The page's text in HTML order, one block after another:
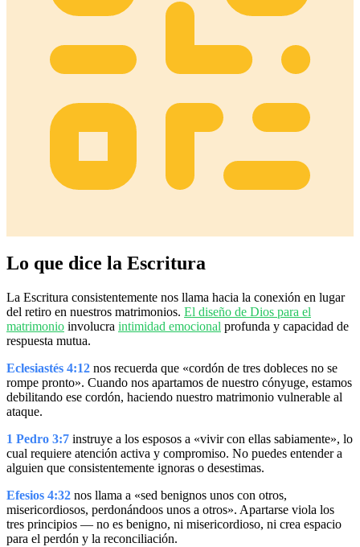
Lo que dice la Escritura
La Escritura consistentemente nos llama hacia la conexión en lugar
del retiro en nuestros matrimonios. El diseño de Dios para el
matrimonio involucra intimidad emocional profunda y capacidad de
respuesta mutua.
Eclesiastés 4:12 nos recuerda que «cordón de tres dobleces no se
rompe pronto». Cuando nos apartamos de nuestro cónyuge, estamos
debilitando ese cordón, haciendo nuestro matrimonio vulnerable al
ataque.
1 Pedro 3:7 instruye a los esposos a «vivir con ellas sabiamente», lo
cual requiere atención activa y compromiso. No puedes entender a
alguien que consistentemente ignoras o desestimas.
Efesios 4:32 nos llama a «sed benignos unos con otros,
misericordiosos, perdonándoos unos a otros». Apartarse viola los
tres principios — no es benigno, ni misericordioso, ni crea espacio
para el perdón y la reconciliación.